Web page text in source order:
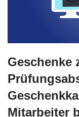
Geschenke
Mitarbeiter